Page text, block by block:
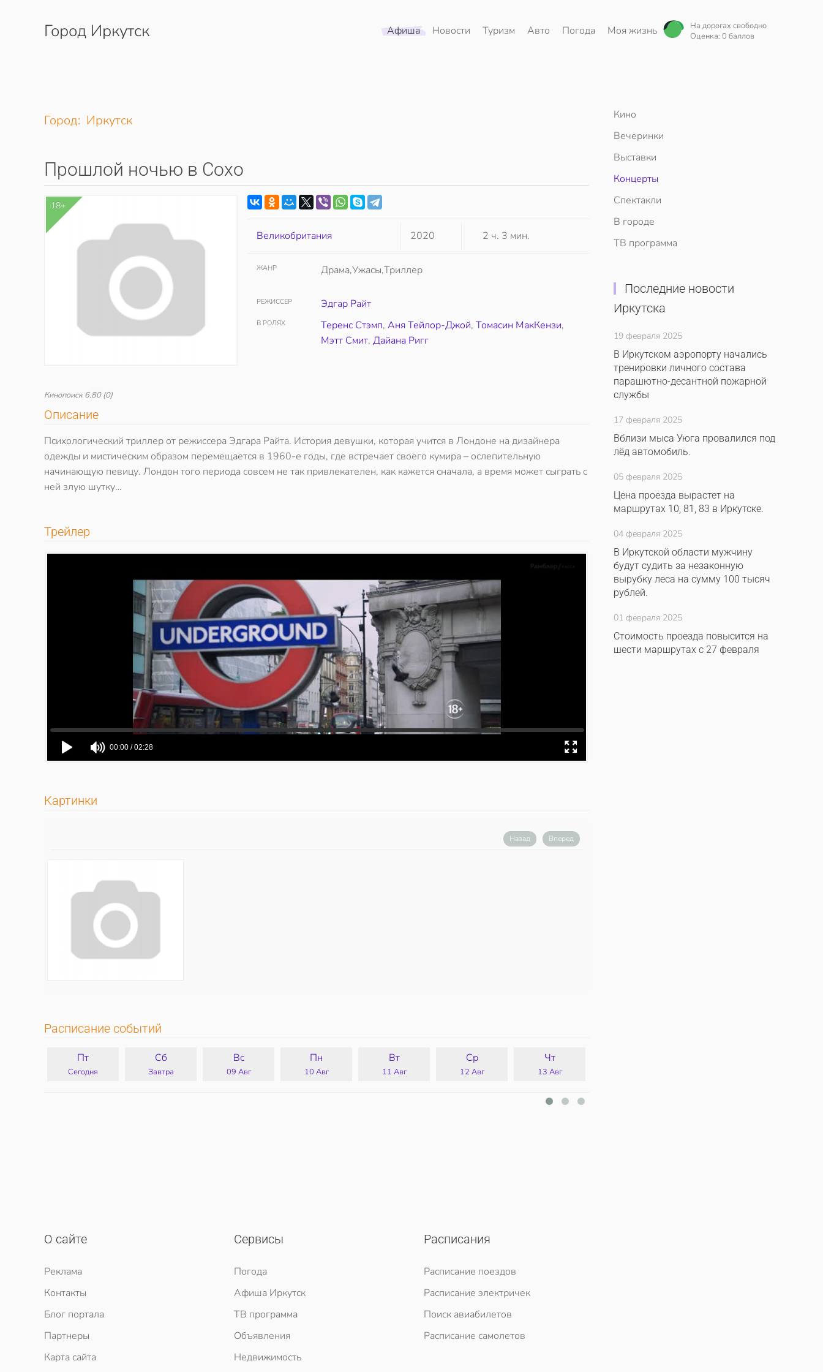
Перейти к содержимому
Город Иркутск Афиша Новости Туризм Авто Погода Моя жизнь
На дорогах свободно
Оценка: 0 баллов
Город: Иркутск
Прошлой ночью в Сохо
18+
Кинопоиск 6.80(0)
Великобритания 2020 2 ч. 3 мин.
ЖАНР Драма,Ужасы,Триллер
РЕЖИССЕР Эдгар Райт
В РОЛЯХ Теренс Стэмп,Аня Тейлор-Джой,Томасин МакКензи,
Мэтт Смит,Дайана Ригг
Описание
Психологический триллер от режиссера Эдгара Райта. История девушки, которая учится в Лондоне на дизайнера
одежды и мистическим образом перемещается в 1960-е годы, где встречает своего кумира – ослепительную
начинающую певицу. Лондон того периода совсем не так привлекателен, как кажется сначала, а время может сыграть с
ней злую шутку…
Трейлер
Картинки
Назад Вперед
Расписание событий
Пт
Сегодня
Сб
Завтра
Вс
09 Авг
Пн
10 Авг
Вт
11 Авг
Ср
12 Авг
Чт
13 Авг
Кино
Вечеринки
Выставки
Концерты
Спектакли
В городе
ТВ программа
Последние новости
Иркутска
19 февраля 2025
В Иркутском аэропорту начались
тренировки личного состава
парашютно-десантной пожарной
службы
17 февраля 2025
Вблизи мыса Уюга провалился под
лёд автомобиль.
05 февраля 2025
Цена проезда вырастет на
маршрутах 10, 81, 83 в Иркутске.
04 февраля 2025
В Иркутской области мужчину
будут судить за незаконную
вырубку леса на сумму 100 тысяч
рублей.
01 февраля 2025
Стоимость проезда повысится на
шести маршрутах с 27 февраля
О сайте
Реклама
Контакты
Блог портала
Партнеры
Карта сайта
Сервисы
Погода
Афиша Иркутск
ТВ программа
Объявления
Недвижимость
Расписания
Расписание поездов
Расписание электричек
Поиск авиабилетов
Расписание самолетов